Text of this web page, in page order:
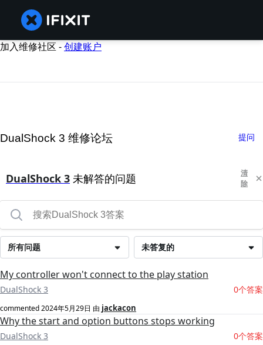
加入维修社区 -创建账户
DualShock 3 维修论坛 提问
DualShock 3 未解答的问题
清
除
未答复的
所有问题
My controller won't connect to the play station
DualShock 3 0个答案
commented2024年5月29日 由 jackacon
Why the start and option buttons stops working
DualShock 3 0个答案